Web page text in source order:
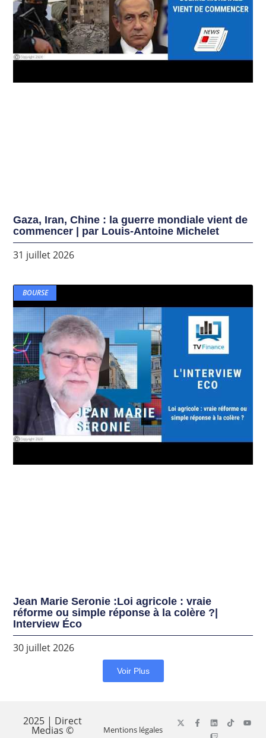
Gaza, Iran, Chine : la guerre mondiale vient de
commencer | par Louis-Antoine Michelet
31 juillet 2026
BOURSE
Jean Marie Seronie :Loi agricole : vraie
réforme ou simple réponse à la colère ?|
Interview Éco
30 juillet 2026
Voir Plus
2025 | Direct
Medias © Mentions légales